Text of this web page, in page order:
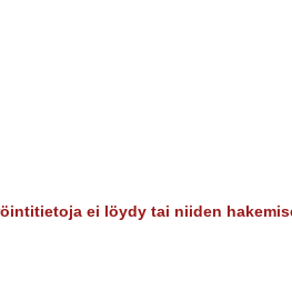
ei löydy tai niiden